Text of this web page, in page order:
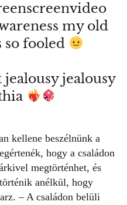
my old
so fooled
jealousy
kellene beszélnünk a
hogy a családon
megtörténhet, és
anélkül, hogy
– A családon belüli